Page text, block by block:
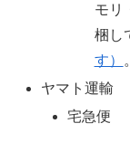
モリ
梱し
す）
。
ヤマト運輸
宅急便